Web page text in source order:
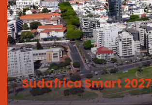
Sudafrica Smart 2027